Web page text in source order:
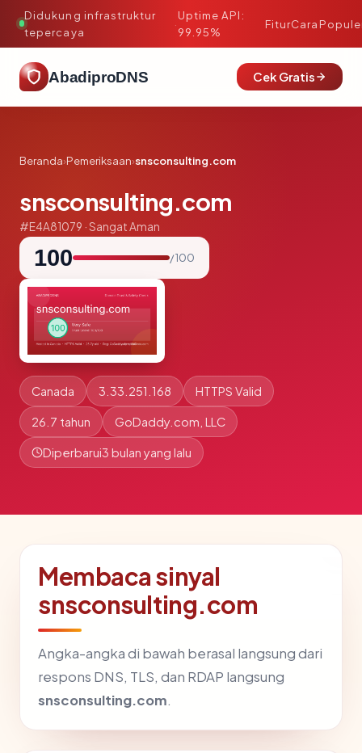
Didukung infrastruktur
tepercaya
·
Uptime API:
99.95%
FiturCara
AbadiproDNS Cek Gratis
Beranda›Pemeriksaan›snsconsulting.com
snsconsulting.com
#E4A81079 · Sangat Aman
100 / 100
Canada 3.33.251.168 HTTPS Valid
26.7 tahun GoDaddy.com, LLC
Diperbarui3 bulan yang lalu
Membaca sinyal
snsconsulting.com
Angka-angka di bawah berasal langsung dari
respons DNS, TLS, dan RDAP langsung
snsconsulting.com.